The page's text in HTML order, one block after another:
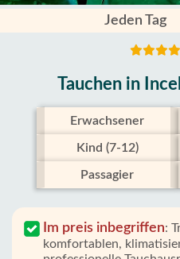
Jeden Tag
Tauchen in
Erwachsener
Kind (7-12)
Passagier
Im preis inbegriffen:
komfortablen,